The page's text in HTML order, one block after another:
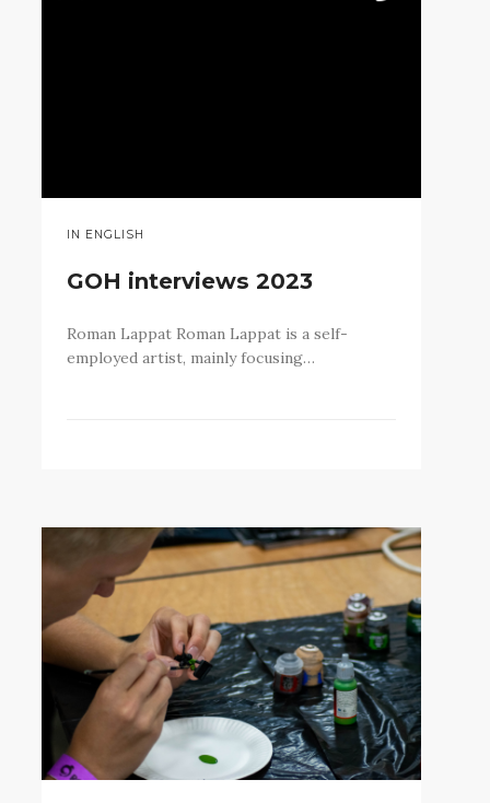
IN ENGLISH
GOH interviews 2023
Roman Lappat Roman Lappat is a self-
employed artist, mainly focusing…